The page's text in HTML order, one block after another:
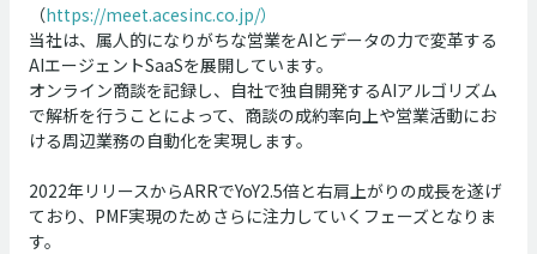
（https://meet.acesinc.co.jp/）
当社は、属人的になりがちな営業をAIとデータの力で変革する
AIエージェントSaaSを展開しています。
オンライン商談を記録し、自社で独自開発するAIアルゴリズム
で解析を行うことによって、商談の成約率向上や営業活動にお
ける周辺業務の自動化を実現します。
2022年リリースからARRでYoY2.5倍と右肩上がりの成長を遂げ
ており、PMF実現のためさらに注力していくフェーズとなりま
す。